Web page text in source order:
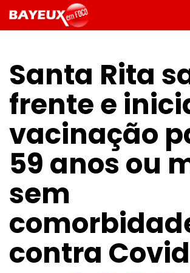
Santa Rita
frente e
vacinação
59 anos ou
sem
contra